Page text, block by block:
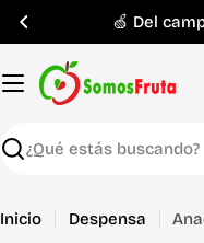
Saltar
contenido
🍏 Del
Buscar
Inicio Despensa